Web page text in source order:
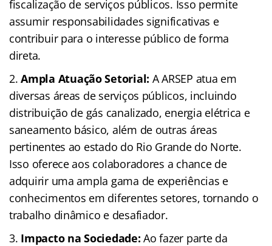
fiscalização de serviços públicos. Isso permite
assumir responsabilidades significativas e
contribuir para o interesse público de forma
direta.
Ampla Atuação Setorial: A ARSEP atua em
diversas áreas de serviços públicos, incluindo
distribuição de gás canalizado, energia elétrica e
saneamento básico, além de outras áreas
pertinentes ao estado do Rio Grande do Norte.
Isso oferece aos colaboradores a chance de
adquirir uma ampla gama de experiências e
conhecimentos em diferentes setores, tornando o
trabalho dinâmico e desafiador.
Impacto na Sociedade: Ao fazer parte da